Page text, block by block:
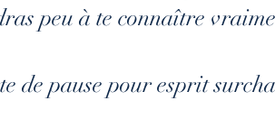
peu à te connaître
de pause pour esprit